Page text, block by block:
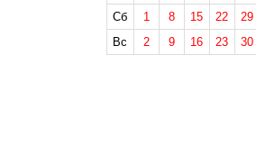
Сб
1 8 15 22
29
Вс
2 9 16 23 30